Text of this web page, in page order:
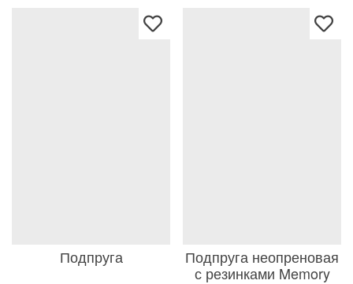
Подпруга
Подпруга неопреновая
с резинками Memory